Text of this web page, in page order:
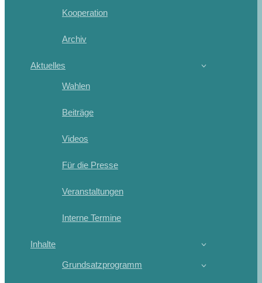
Kooperation
Archiv
Aktuelles
Wahlen
Beiträge
Videos
Für die Presse
Veranstaltungen
Interne Termine
Inhalte
Grundsatzprogramm